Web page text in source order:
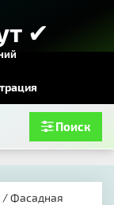
✔
Поиск
/ Фасадная